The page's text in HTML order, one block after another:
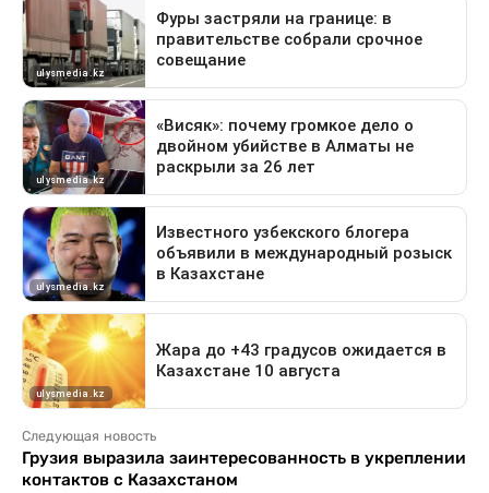
Следующая новость
Грузия выразила заинтересованность в укреплении
контактов с Казахстаном